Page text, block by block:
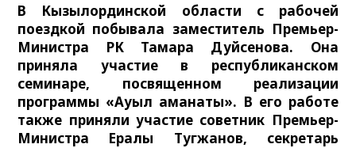
В Кызылординской области с рабочей
поездкой побывала заместитель Премьер-
Министра РК Тамара Дуйсенова. Она
приняла участие в республиканском
семинаре, посвященном реализации
программы «Ауыл аманаты». В его работе
также приняли участие советник Премьер-
Министра Ералы Тугжанов, секретарь